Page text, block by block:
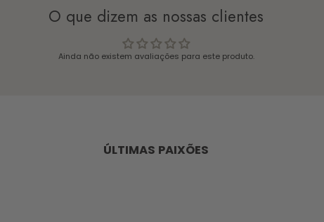
O que dizem as nossas clientes
Ainda não existem avaliações para este produto.
ÚLTIMAS PAIXÕES